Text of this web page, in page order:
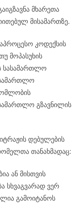
მხარეთა
მისამართზე.
კოდექსის
მოპასუხის
სასამართლო
გზავნილის
დებულების
თანახმადაც:
ან მისთვის
სხვაგვარად ვერ
გამოიტანოს